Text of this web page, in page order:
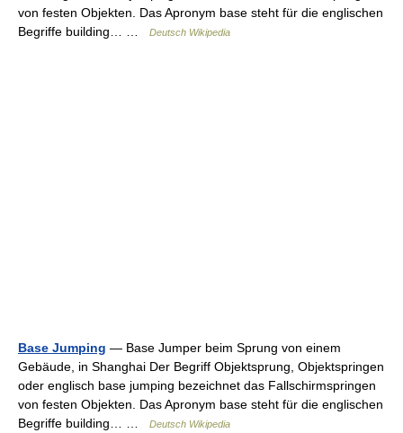
von festen Objekten. Das Apronym base steht für die englischen
Begriffe building… …
Deutsch Wikipedia
Base Jumping — Base Jumper beim Sprung von einem
Gebäude, in Shanghai Der Begriff Objektsprung, Objektspringen
oder englisch base jumping bezeichnet das Fallschirmspringen
von festen Objekten. Das Apronym base steht für die englischen
Begriffe building… …
Deutsch Wikipedia